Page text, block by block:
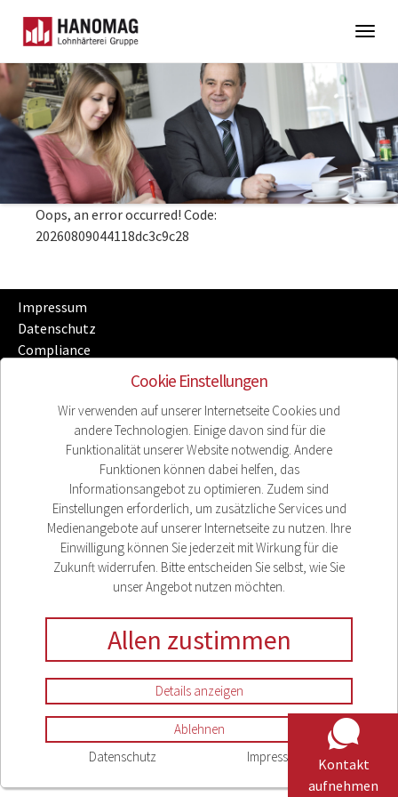
Cookie Einstellungen
Wir verwenden auf unserer Internetseite Cookies und
andere Technologien. Einige davon sind für die
Funktionalität unserer Website notwendig. Andere
Funktionen können dabei helfen, das
Informationsangebot zu optimieren. Zudem sind
Einstellungen erforderlich, um zusätzliche Services und
Medienangebote auf unserer Internetseite zu nutzen. Ihre
Einwilligung können Sie jederzeit mit Wirkung für die
Zukunft widerrufen. Bitte entscheiden Sie selbst, wie Sie
unser Angebot nutzen möchten.
Allen zustimmen
Details anzeigen
Ablehnen
Datenschutz
Impressum
Skip
to
main
content
Kontakt
aufnehmen
Oops, an error occurred! Code:
20260809044118dc3c9c28
Impressum
Datenschutz
Compliance
Cookieeinstellungen